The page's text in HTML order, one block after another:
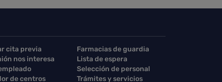
cita previa
Farmacias de guardia
nos interesa
Lista de espera
Selección de personal
de centros Trámites y servicios